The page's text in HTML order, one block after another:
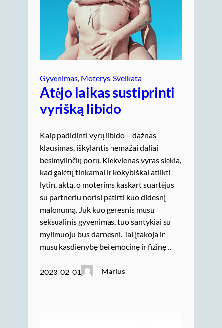
Gyvenimas Moterys Sveikata
Atėjo laikas sustiprinti
vyrišką libido
Kaip padidinti vyrų libido – dažnas
klausimas, iškylantis nemažai daliai
besimylinčių porų. Kiekvienas vyras siekia,
kad galėtų tinkamai ir kokybiškai atlikti
lytinį aktą, o moterims kaskart suartėjus
su partneriu norisi patirti kuo didesnį
malonumą. Juk kuo geresnis mūsų
seksualinis gyvenimas, tuo santykiai su
mylimuoju bus darnesni. Tai įtakoja ir
mūsų kasdienybę bei emocinę ir fizinę…
2023-02-01 Marius